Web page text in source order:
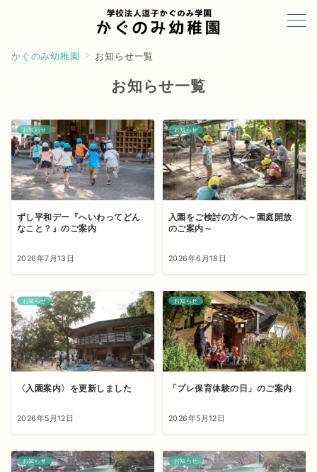
かぐのみ幼稚園 お知らせ一覧
お知らせ一覧
お知らせ
ずし平和デー『へいわってどん
なこと？』のご案内
2026年7月13日
お知らせ
入園をご検討の方へ～園庭開放
のご案内～
2026年6月18日
お知らせ
〈入園案内〉を更新しました
2026年5月12日
お知らせ
「プレ保育体験の日」のご案内
2026年5月12日
お知らせ お知らせ